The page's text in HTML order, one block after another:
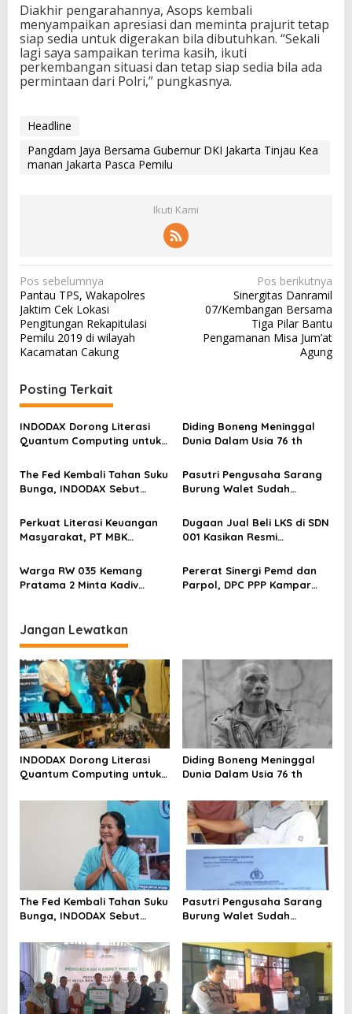
Diakhir pengarahannya, Asops kembali
menyampaikan apresiasi dan meminta prajurit tetap
siap sedia untuk digerakan bila dibutuhkan. “Sekali
lagi saya sampaikan terima kasih, ikuti
perkembangan situasi dan tetap siap sedia bila ada
permintaan dari Polri,” pungkasnya.
Headline
Pangdam Jaya Bersama Gubernur DKI Jakarta Tinjau Kea
manan Jakarta Pasca Pemilu
Ikuti Kami
N
a
v
i
a
s
i
o
s
Pos sebelumnya
Pantau TPS, Wakapolres
Jaktim Cek Lokasi
Pengitungan Rekapitulasi
Pemilu 2019 di wilayah
Kacamatan Cakung
Pos berikutnya
Sinergitas Danramil
07/Kembangan Bersama
Tiga Pilar Bantu
Pengamanan Misa Jum’at
Agung
Posting Terkait
INDODAX Dorong Literasi
Quantum Computing untuk
Blockchain
Diding Boneng Meninggal
Dunia Dalam Usia 76 th
The Fed Kembali Tahan Suku
Bunga, INDODAX Sebut
Sentimen Pasar
Pasutri Pengusaha Sarang
Burung Walet Sudah
Pelapor Desak Polda Jambi
Segera Lakukan Penahanan
Perkuat Literasi Keuangan
Masyarakat, PT MBK
Karpet Masjid di Pakuhaji
Dugaan Jual Beli LKS di SDN
001 Kasikan Resmi
Kampar, Pemred – Pimum
Metroterkini.id Desak Usut
Kasus Ini
Warga RW 035 Kemang
Pratama 2 Minta Kadiv
Metro Bekasi Kota
Pererat Sinergi Pemd dan
Parpol, DPC PPP Kampar
Jangan Lewatkan
INDODAX Dorong Literasi
Quantum Computing untuk
Blockchain
Diding Boneng Meninggal
Dunia Dalam Usia 76 th
The Fed Kembali Tahan Suku
Bunga, INDODAX Sebut
Sentimen Pasar
Pasutri Pengusaha Sarang
Burung Walet Sudah
Pelapor Desak Polda Jambi
Segera Lakukan Penahanan